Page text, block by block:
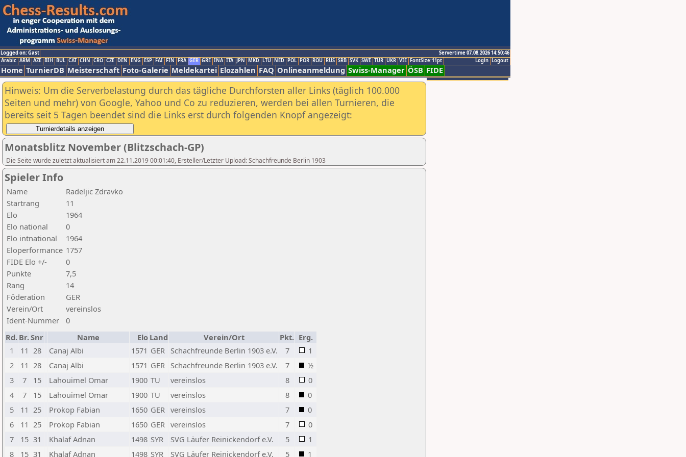
Logged on: Gast
Servertime 07.08.2026 14:50:46
Logout
Login
Arabic ARM AZE BIH BUL CAT CHN CRO CZE DEN ENG ESP FAI FIN FRA GER GRE INA ITA JPN MKD LTU NED POL POR ROU RUS SRB SVK SWE TUR UKR VIE FontSize:11pt
Home TurnierDB Meisterschaft Foto-Galerie Meldekartei Elozahlen FAQ Onlineanmeldung Swiss-Manager ÖSB FIDE
Hinweis: Um die Serverbelastung durch das tägliche Durchforsten aller Links (täglich 100.000
Seiten und mehr) von Google, Yahoo und Co zu reduzieren, werden bei allen Turnieren, die
bereits seit 5 Tagen beendet sind die Links erst durch folgenden Knopf angezeigt:
Monatsblitz November (Blitzschach-GP)
Die Seite wurde zuletzt aktualisiert am 22.11.2019 00:01:40, Ersteller/Letzter Upload: Schachfreunde Berlin 1903
Spieler Info
Name
Radeljic Zdravko
Startrang
11
Elo
1964
Elo national
0
Elo intnational
1964
Eloperformance 1757
FIDE Elo +/-
0
Punkte
7,5
Rang
14
Föderation
GER
Verein/Ort
vereinslos
Ident-Nummer
0
Rd. Br.Snr Name Elo Land Verein/Ort Pkt. Erg.
1
11 28 Canaj Albi 1571 GER Schachfreunde Berlin 1903 e.V. 7
1
2
11 28 Canaj Albi 1571 GER Schachfreunde Berlin 1903 e.V. 7
½
3
7 15 Lahouimel Omar 1900 TU vereinslos 8
0
4
7 15 Lahouimel Omar 1900 TU vereinslos 8
0
5
11 25 Prokop Fabian 1650 GER vereinslos 7
0
6
11 25 Prokop Fabian 1650 GER vereinslos 7
0
7
15 31 Khalaf Adnan 1498 SYR SVG Läufer Reinickendorf e.V. 5
1
8
15 31 Khalaf Adnan 1498 SYR SVG Läufer Reinickendorf e.V. 5 1